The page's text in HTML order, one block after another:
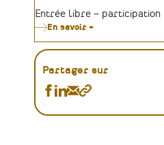
Organisateur
Tarifs
Entrée libre – participation
En savoir +
Moulin
Gô
Partager sur
Partager
sur
Partager
sur
Partager
parlien